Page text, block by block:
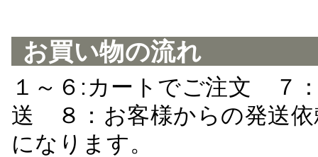
お買い物の流れ
１～６:カートでご注文 ７
送 ８：お客様からの発送
になります。